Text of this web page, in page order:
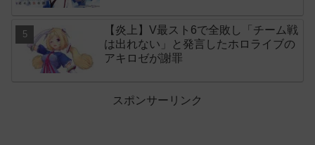
【炎上】V最スト6で全敗し「チーム戦
は出れない」と発言したホロライブの
アキロゼが謝罪
スポンサーリンク